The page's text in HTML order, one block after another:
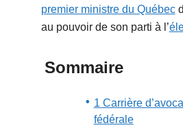
premier ministre du Québec
au pouvoir de son parti à l’
Sommaire
1 Carrière
fédérale